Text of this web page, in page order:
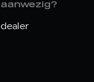
aanwezig?
dealer